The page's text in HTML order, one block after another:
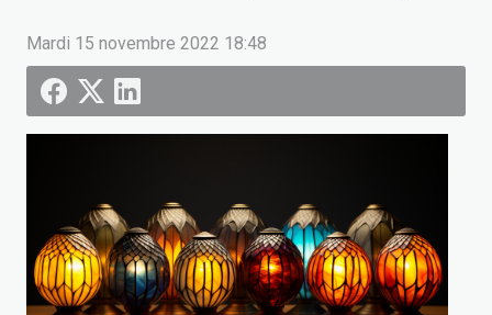
Mardi 15 novembre 2022 18:48